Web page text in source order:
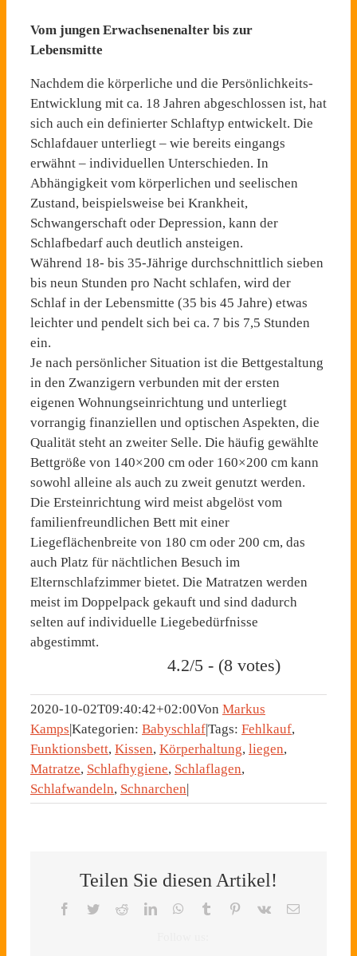
Vom jungen Erwachsenenalter bis zur
Lebensmitte
Nachdem die körperliche und die Persönlichkeits-
Entwicklung mit ca. 18 Jahren abgeschlossen ist, hat
sich auch ein definierter Schlaftyp entwickelt. Die
Schlafdauer unterliegt – wie bereits eingangs
erwähnt – individuellen Unterschieden. In
Abhängigkeit vom körperlichen und seelischen
Zustand, beispielsweise bei Krankheit,
Schwangerschaft oder Depression, kann der
Schlafbedarf auch deutlich ansteigen.
Während 18- bis 35-Jährige durchschnittlich sieben
bis neun Stunden pro Nacht schlafen, wird der
Schlaf in der Lebensmitte (35 bis 45 Jahre) etwas
leichter und pendelt sich bei ca. 7 bis 7,5 Stunden
ein.
Je nach persönlicher Situation ist die Bettgestaltung
in den Zwanzigern verbunden mit der ersten
eigenen Wohnungseinrichtung und unterliegt
vorrangig finanziellen und optischen Aspekten, die
Qualität steht an zweiter Selle. Die häufig gewählte
Bettgröße von 140×200 cm oder 160×200 cm kann
sowohl alleine als auch zu zweit genutzt werden.
Die Ersteinrichtung wird meist abgelöst vom
familienfreundlichen Bett mit einer
Liegeflächenbreite von 180 cm oder 200 cm, das
auch Platz für nächtlichen Besuch im
Elternschlafzimmer bietet. Die Matratzen werden
meist im Doppelpack gekauft und sind dadurch
selten auf individuelle Liegebedürfnisse
abgestimmt.
4.2/5 - (8 votes)
2020-10-02T09:40:42+02:00Von Markus
Kamps Kategorien: BabyschlafTags: Fehlkauf,
Funktionsbett, Kissen, Körperhaltung, liegen,
Matratze, Schlafhygiene, Schlaflagen,
Schlafwandeln, Schnarchen
Teilen Sie diesen Artikel!
Facebook
TwitterRedditLinkedInWhatsApp
Tumblr Pinterest
Vk
E-